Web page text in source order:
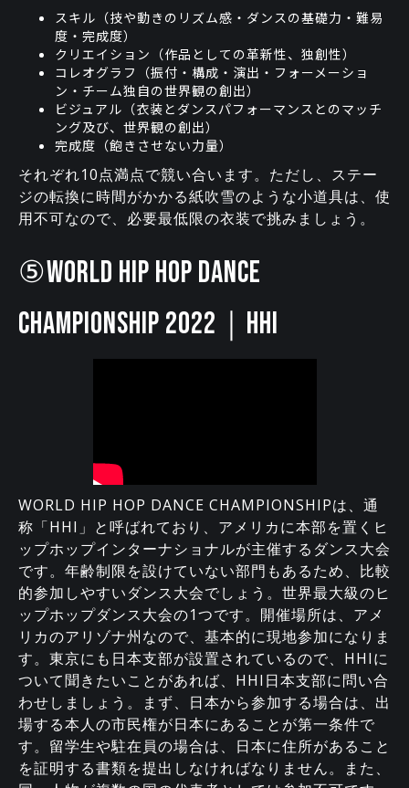
スキル（技や動きのリズム感・ダンスの基礎力・難易
度・完成度）
クリエイション（作品としての革新性、独創性）
コレオグラフ（振付・構成・演出・フォーメーショ
ン・チーム独自の世界観の創出）
ビジュアル（衣装とダンスパフォーマンスとのマッチ
ング及び、世界観の創出）
完成度（飽きさせない力量）
それぞれ10点満点で競い合います。ただし、ステー
ジの転換に時間がかかる紙吹雪のような小道具は、使
用不可なので、必要最低限の衣装で挑みましょう。
⑤WORLD HIP HOP DANCE
CHAMPIONSHIP 2022｜HHI
WORLD HIP HOP DANCE CHAMPIONSHIPは、通
称「HHI」と呼ばれており、アメリカに本部を置くヒ
ップホップインターナショナルが主催するダンス大会
です。年齢制限を設けていない部門もあるため、比較
的参加しやすいダンス大会でしょう。世界最大級のヒ
ップホップダンス大会の1つです。開催場所は、アメ
リカのアリゾナ州なので、基本的に現地参加になりま
す。東京にも日本支部が設置されているので、HHIに
ついて聞きたいことがあれば、HHI日本支部に問い合
わせしましょう。まず、日本から参加する場合は、出
場する本人の市民権が日本にあることが第一条件で
す。留学生や駐在員の場合は、日本に住所があること
を証明する書類を提出しなければなりません。また、